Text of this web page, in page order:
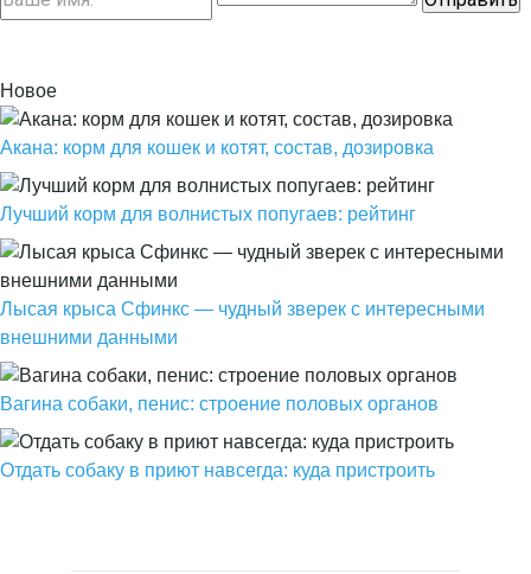
Новое
Акана: корм для кошек и котят, состав, дозировка
Лучший корм для волнистых попугаев: рейтинг
Лысая крыса Сфинкс — чудный зверек с интересными
внешними данными
Вагина собаки, пенис: строение половых органов
Отдать собаку в приют навсегда: куда пристроить